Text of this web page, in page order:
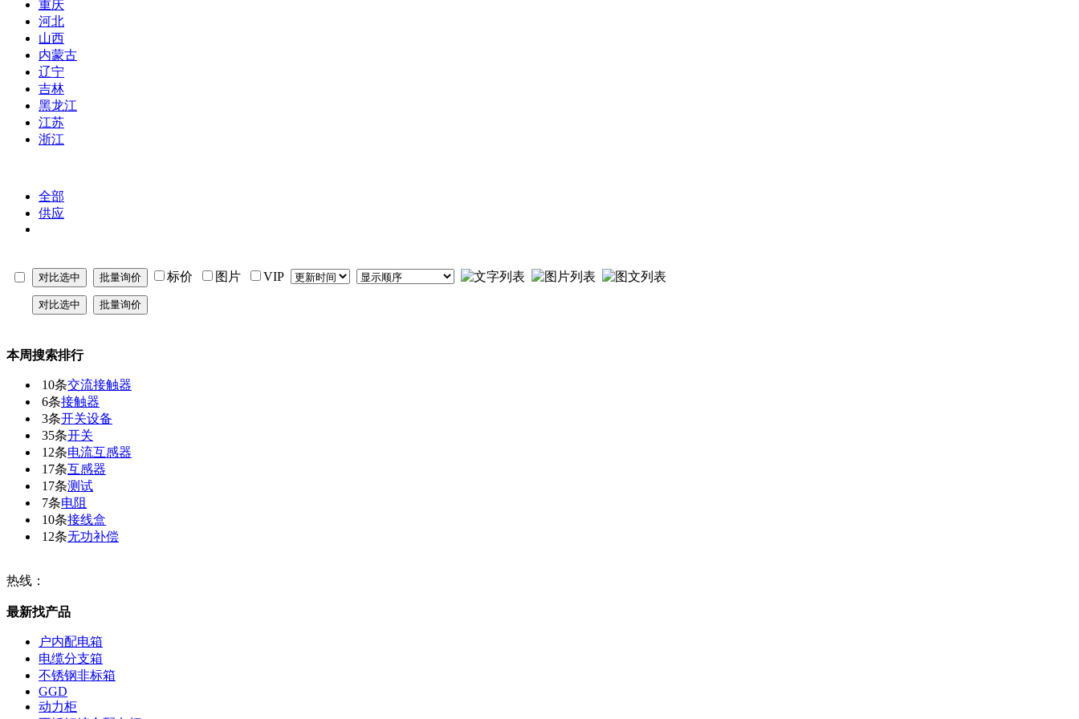
重庆
河北
山西
内蒙古
辽宁
吉林
黑龙江
江苏
浙江
全部
供应
标价 图片 VIP
本周搜索排行
10条交流接触器
6条接触器
3条开关设备
35条开关
12条电流互感器
17条互感器
17条测试
7条电阻
10条接线盒
12条无功补偿
热线：
最新找产品
户内配电箱
电缆分支箱
不锈钢非标箱
GGD
动力柜